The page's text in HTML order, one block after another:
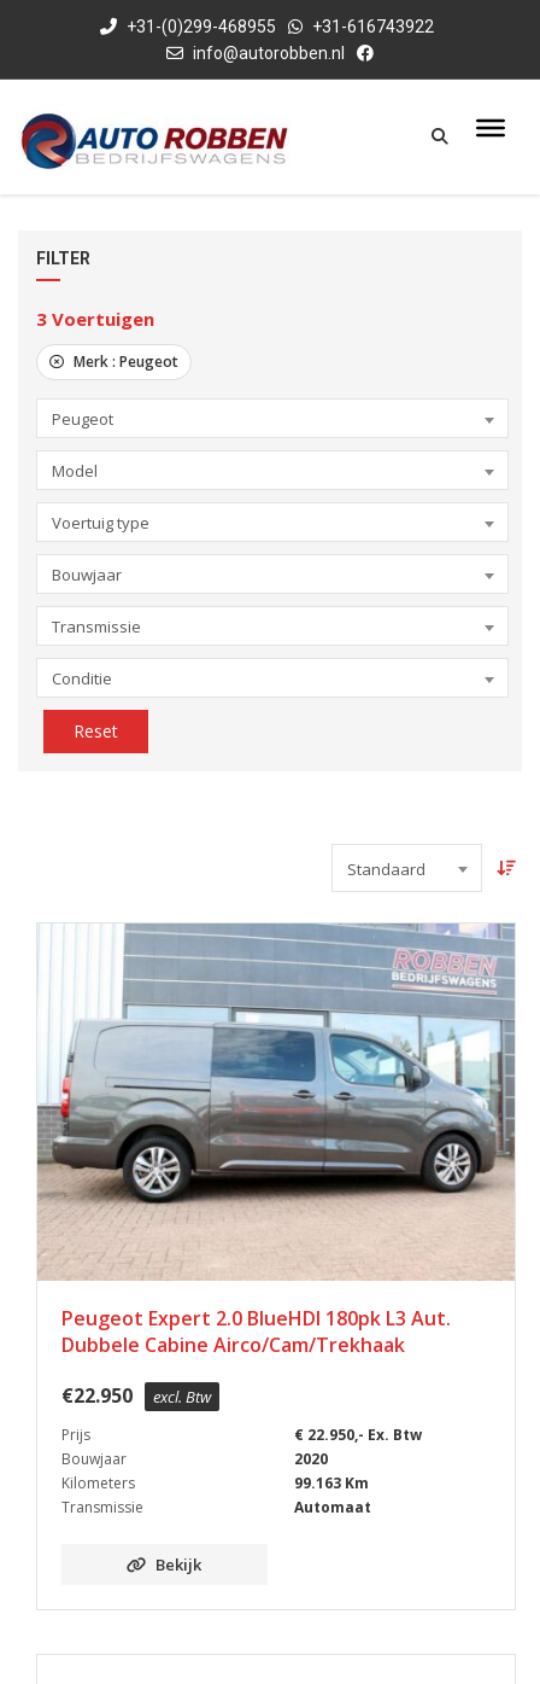
+31-(0)299-468955
+31-616743922
info@autorobben.nl
FILTER
3 Voertuigen
Merk : Peugeot
Peugeot
Model
Voertuig type
Bouwjaar
Transmissie
Conditie
Reset
Standaard
Peugeot Expert 2.0 BlueHDI 180pk L3 Aut.
Dubbele Cabine Airco/Cam/Trekhaak
€22.950 excl. Btw
Prijs
€ 22.950,- Ex. Btw
Bouwjaar
2020
Kilometers
99.163 Km
Transmissie
Automaat
Bekijk